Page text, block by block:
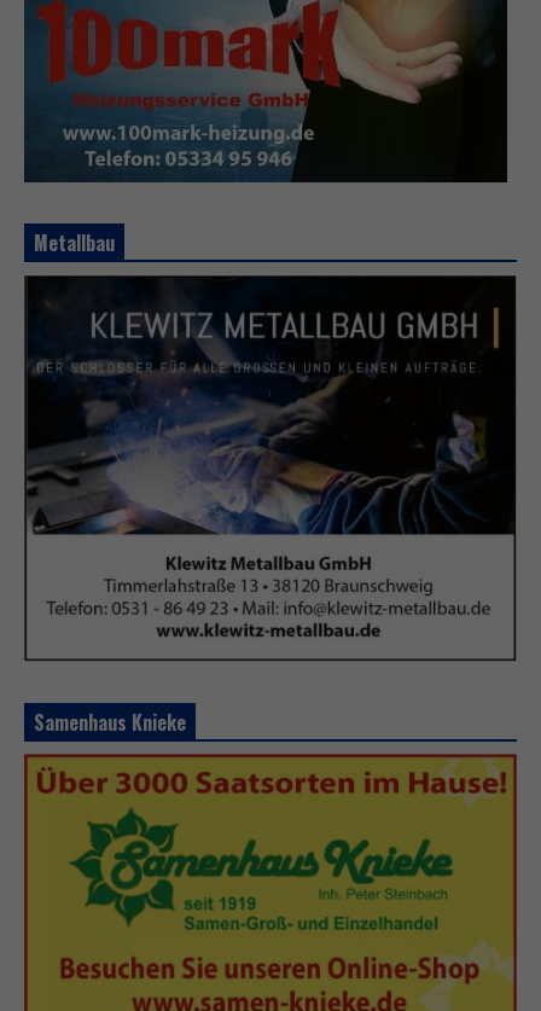
Metallbau
Samenhaus Knieke